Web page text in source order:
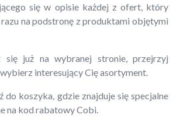
się w opisie każdej z ofert, który
na podstronę z produktami objętymi
się już na wybranej stronie, przejrzyj
interesujący Cię asortyment.
do koszyka, gdzie znajduje się specjalne
na kod rabatowy Cobi.